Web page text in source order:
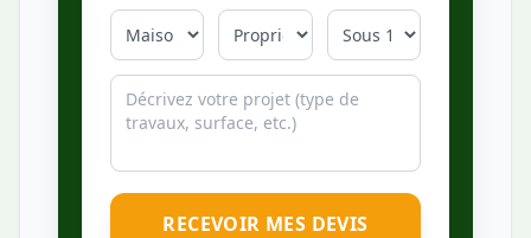
RECEVOIR MES DEVIS